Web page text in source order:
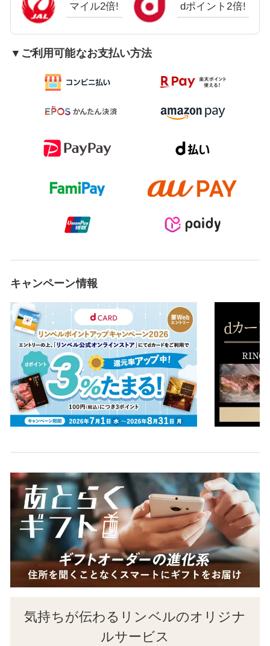
マイル2倍! dポイント2倍!
▼ご利用可能なお支払い方法
キャンペーン情報
気持ちが伝わるリンベルのオリジナ
ルサービス